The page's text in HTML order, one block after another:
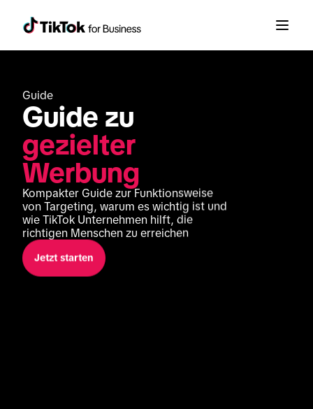
Guide
gezielter
Werbung
Kompakter Guide zur Funktionsweise
von Targeting, warum es wichtig ist und
wie TikTok Unternehmen hilft, die
richtigen Menschen zu erreichen
Jetzt starten